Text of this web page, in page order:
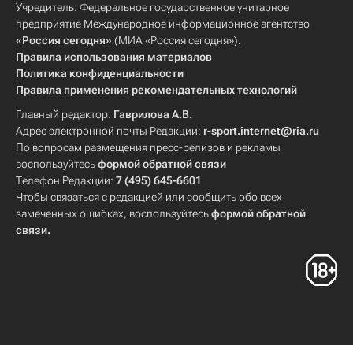
Учредитель: Федеральное государственное унитарное
предприятие Международное информационное агентство
«Россия сегодня» (МИА «Россия сегодня»).
Правила использования материалов
Политика конфиденциальности
Правила применения рекомендательных технологий
Главный редактор: Гаврилова А.В.
Адрес электронной почты Редакции: r-sport.internet@ria.ru
По вопросам размещения пресс-релизов и рекламы
воспользуйтесьформой обратной связи
Телефон Редакции: 7 (495) 645-6601
Чтобы связаться с редакцией или сообщить обо всех
замеченных ошибках, воспользуйтесьформой обратной
связи.